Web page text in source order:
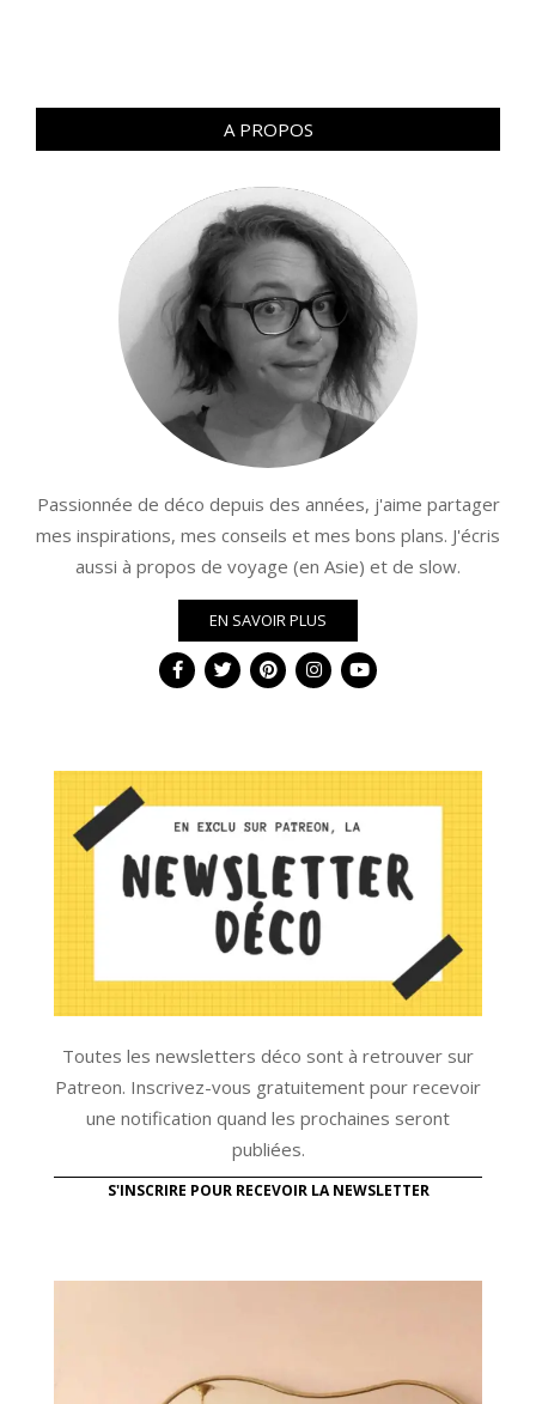
A PROPOS
Passionnée de déco depuis des années, j'aime partager
mes inspirations, mes conseils et mes bons plans. J'écris
aussi à propos de voyage (en Asie) et de slow.
EN SAVOIR PLUS
Toutes les newsletters déco sont à retrouver sur
Patreon. Inscrivez-vous gratuitement pour recevoir
une notification quand les prochaines seront
publiées.
S'INSCRIRE POUR RECEVOIR LA NEWSLETTER